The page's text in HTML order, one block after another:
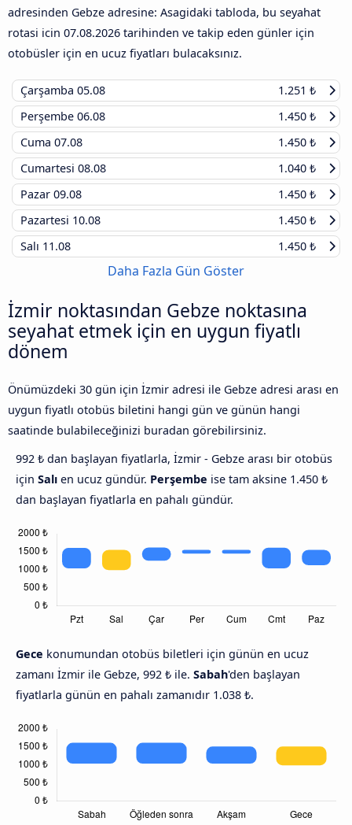
adresinden Gebze adresine: Asagidaki tabloda, bu seyahat
rotasi icin 07.08.2026 tarihinden ve takip eden günler için
otobüsler için en ucuz fiyatları bulacaksınız.
Çarşamba 05.08
1.251 ₺
Perşembe 06.08
1.450 ₺
Cuma 07.08
1.450 ₺
Cumartesi 08.08
1.040 ₺
Pazar 09.08
1.450 ₺
Pazartesi 10.08
1.450 ₺
Salı 11.08 1.450 ₺
Daha Fazla Gün Göster
İzmir noktasından Gebze noktasına
seyahat etmek için en uygun fiyatlı
dönem
Önümüzdeki 30 gün için İzmir adresi ile Gebze adresi arası en
uygun fiyatlı otobüs biletini hangi gün ve günün hangi
saatinde bulabileceğinizi buradan görebilirsiniz.
992 ₺ dan başlayan fiyatlarla, İzmir - Gebze arası bir otobüs
için Salı en ucuz gündür. Perşembe ise tam aksine 1.450 ₺
dan başlayan fiyatlarla en pahalı gündür.
Gece konumundan otobüs biletleri için günün en ucuz
zamanı İzmir ile Gebze, 992 ₺ ile. Sabah'den başlayan
fiyatlarla günün en pahalı zamanıdır 1.038 ₺.